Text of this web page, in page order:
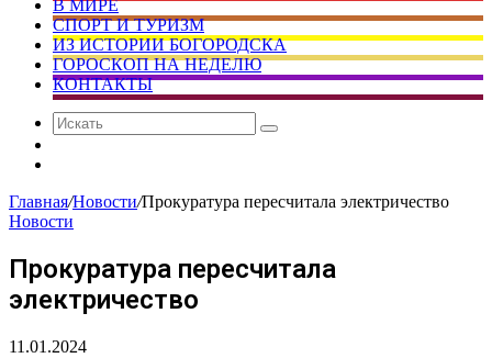
В МИРЕ
СПОРТ И ТУРИЗМ
ИЗ ИСТОРИИ БОГОРОДСКА
ГОРОСКОП НА НЕДЕЛЮ
КОНТАКТЫ
Искать
Главная/Новости/Прокуратура пересчитала электричество
Новости
Прокуратура пересчитала
электричество
11.01.2024